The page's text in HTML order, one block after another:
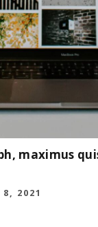
maximus
8, 2021